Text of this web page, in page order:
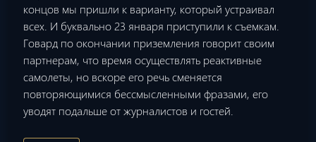
концов мы пришли к варианту, который устраивал
всех. И буквально 23 января приступили к съемкам.
Говард по окончании приземления говорит своим
партнерам, что время осуществлять реактивные
самолеты, но вскоре его речь сменяется
повторяющимися бессмысленными фразами, его
уводят подальше от журналистов и гостей.